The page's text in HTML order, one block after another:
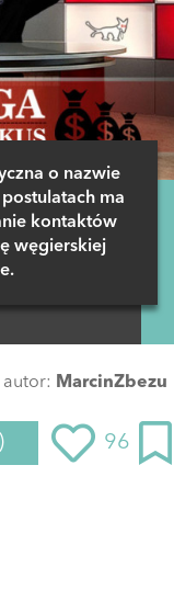
o nazwie
ma
kontaktów
węgierskiej
autor: MarcinZbezu
96